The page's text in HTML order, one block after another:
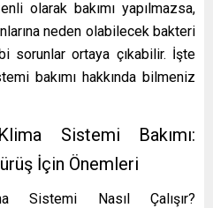
olarak bakımı yapılmazsa,
neden olabilecek bakteri
sorunlar ortaya çıkabilir. İşte
bakımı hakkında bilmeniz
Sistemi Bakımı:
İçin Önemleri
Sistemi Nasıl Çalışır?